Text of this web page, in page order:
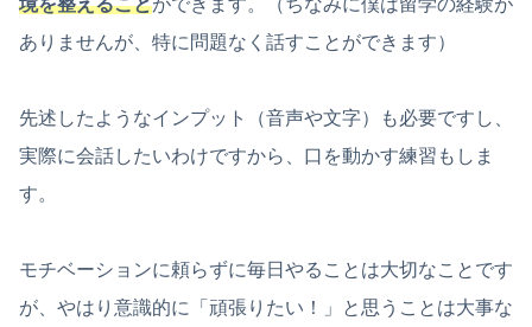
ありませんが、特に問題なく話すことができます）
先述したようなインプット（音声や文字）も必要ですし、
実際に会話したいわけですから、口を動かす練習もしま
す。
モチベーションに頼らずに毎日やることは大切なことです
が、やはり意識的に「頑張りたい！」と思うことは大事な